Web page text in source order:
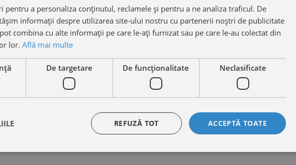
pentru a personaliza conținutul, reclamele și pentru a ne analiza traficul. De
informații despre utilizarea site-ului nostru cu partenerii noștri de publicitate
combina cu alte informații pe care le-ați furnizat sau pe care le-au colectat din
lor. Află mai multe
De targetare De funcţionalitate Neclasificate
ACCEPTĂ TOATE
REFUZĂ TOT